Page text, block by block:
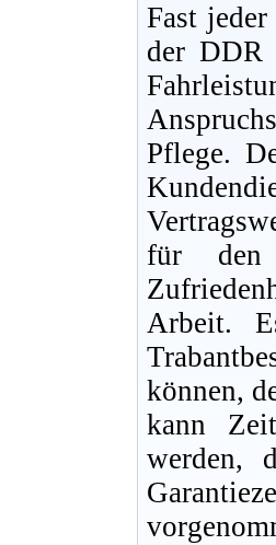
Fast
der DDR
Pflege.
für den
Arbeit.
können,
kann
werden,